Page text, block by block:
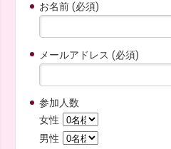
お名前 (必須)
メールアドレス (必須)
参加人数
女性
男性